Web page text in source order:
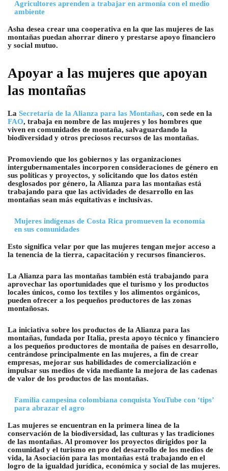
Agricultores aprenden a trabajar en armonía con el medio
ambiente
Asha desea crear una cooperativa en la que las mujeres de las
montañas puedan ahorrar dinero y prestarse apoyo financiero
y social mutuo.
Apoyar a las mujeres que apoyan
las montañas
La Secretaría de la Alianza para las Montañas, con sede en la
FAO, trabaja en nombre de las mujeres y los hombres que
viven en comunidades de montaña, salvaguardando la
biodiversidad y otros preciosos recursos de las montañas.
Promoviendo que los gobiernos y las organizaciones
intergubernamentales incorporen consideraciones de género en
sus políticas y proyectos, y solicitando que los datos estén
desglosados por género, la Alianza para las montañas está
trabajando para que las actividades de desarrollo en las
montañas sean más equitativas e inclusivas.
Mujeres indígenas de Costa Rica promueven la economía
en sus comunidades
Esto significa velar por que las mujeres tengan mejor acceso a
la tenencia de la tierra, capacitación y recursos financieros.
La Alianza para las montañas también está trabajando para
aprovechar las oportunidades que el turismo y los productos
locales únicos, como los textiles y los alimentos orgánicos,
pueden ofrecer a los pequeños productores de las zonas
montañosas.
La iniciativa sobre los productos de la Alianza para las
montañas, fundada por Italia, presta apoyo técnico y financiero
a los pequeños productores de montaña de países en desarrollo,
centrándose principalmente en las mujeres, a fin de crear
empresas, mejorar sus habilidades de comercialización e
impulsar sus medios de vida mediante la mejora de las cadenas
de valor de los productos de las montañas.
Familia campesina colombiana conquista YouTube con ‘tips’
para abrazar el agro
Las mujeres se encuentran en la primera línea de la
conservación de la biodiversidad, las culturas y las tradiciones
de las montañas. Al promover los proyectos dirigidos por la
comunidad y el turismo en pro del desarrollo de los medios de
vida, la Asociación para las montañas está trabajando en el
logro de la igualdad jurídica, económica y social de las mujeres.